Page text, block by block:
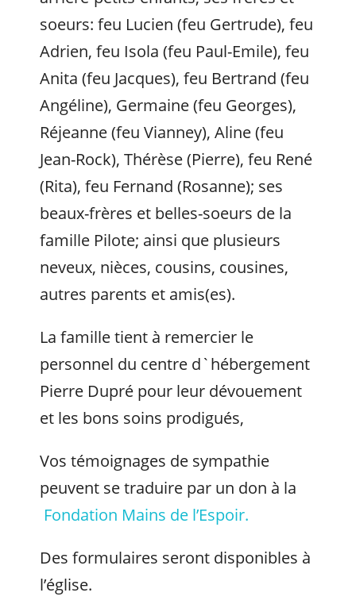
soeurs: feu Lucien (feu Gertrude), feu
Adrien, feu Isola (feu Paul-Emile), feu
Anita (feu Jacques), feu Bertrand (feu
Angéline), Germaine (feu Georges),
Réjeanne (feu Vianney), Aline (feu
Jean-Rock), Thérèse (Pierre), feu René
(Rita), feu Fernand (Rosanne); ses
beaux-frères et belles-soeurs de la
famille Pilote; ainsi que plusieurs
neveux, nièces, cousins, cousines,
autres parents et amis(es).
La famille tient à remercier le
personnel du centre d`hébergement
Pierre Dupré pour leur dévouement
et les bons soins prodigués,
Vos témoignages de sympathie
peuvent se traduire par un don à la
Fondation Mains de l’Espoir.
Des formulaires seront disponibles à
l’église.